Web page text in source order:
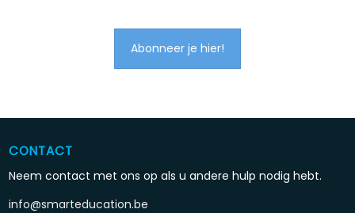
Abonneer je hier!
CONTACT
Neem contact met ons op als u andere hulp nodig hebt.
info@smarteducation.be